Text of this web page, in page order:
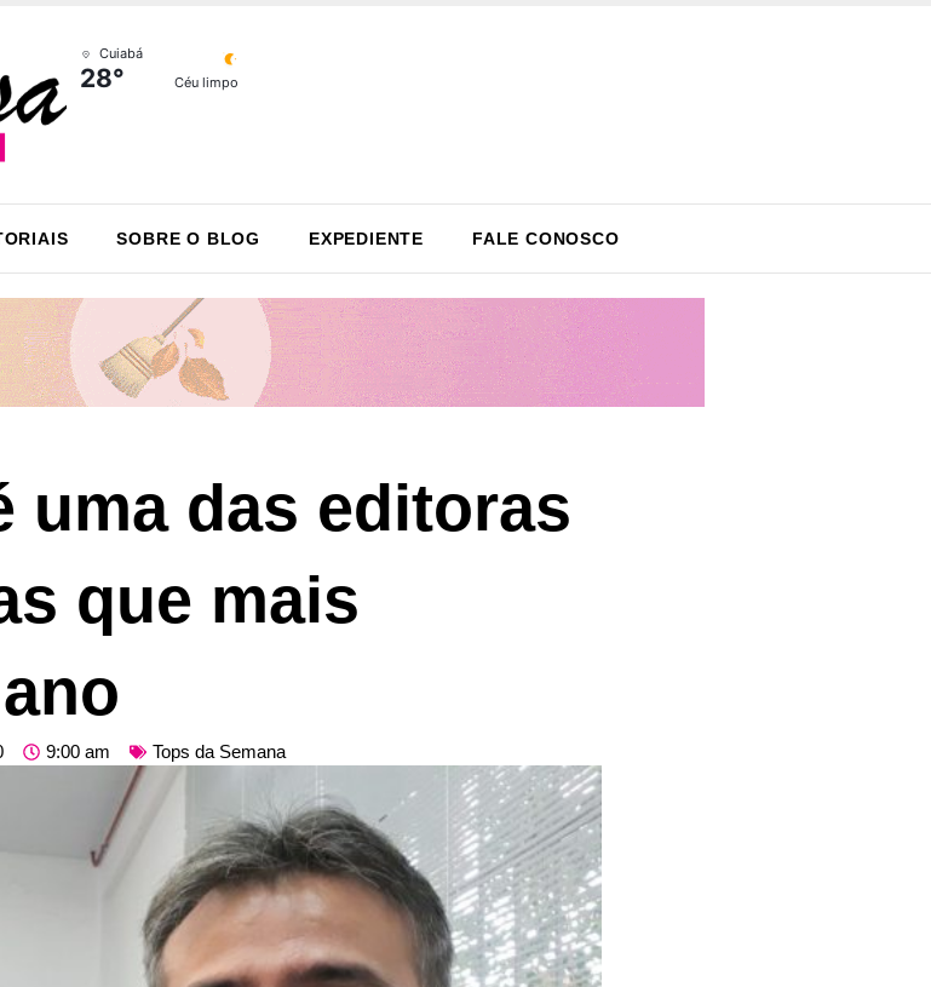
Cuiabá
28° Céu limpo
SOBRE O BLOG EXPEDIENTE FALE CONOSCO
uma das editoras
que mais
9:00 am Tops da Semana